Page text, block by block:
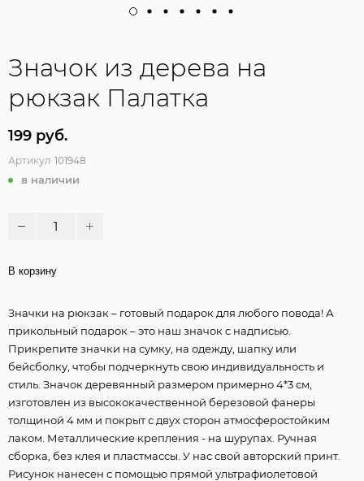
Значок из дерева на
рюкзак Палатка
199 руб.
Артикул 101948
в наличии
В корзину
Значки на рюкзак – готовый подарок для любого повода! А
прикольный подарок – это наш значок с надписью.
Прикрепите значки на сумку, на одежду, шапку или
бейсболку, чтобы подчеркнуть свою индивидуальность и
стиль. Значок деревянный размером примерно 4*3 см,
изготовлен из высококачественной березовой фанеры
толщиной 4 мм и покрыт с двух сторон атмосферостойким
лаком. Металлические крепления - на шурупах. Ручная
сборка, без клея и пластмассы. У нас свой авторский принт.
Рисунок нанесен с помощью прямой ультрафиолетовой